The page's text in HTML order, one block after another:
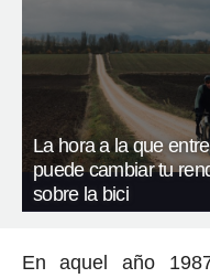
La hora a la que
puede cambiar tu
sobre la bici
En aquel año